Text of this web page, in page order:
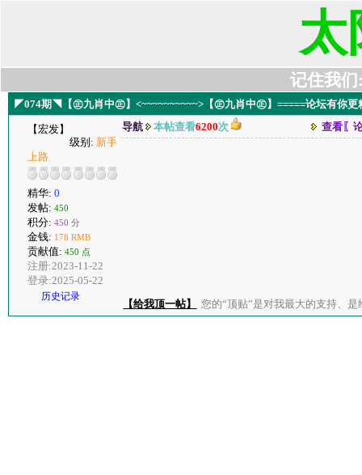
太
记住我们
◤074期◥【㊣九肖中㊣】<~~~~~~~~~~>【㊣九肖中㊣】=====论坛有你更
【宏发】
级别: 新手
上路
精华: 0
发帖: 450
积分: 450 分
金钱: 178 RMB
贡献值: 450 点
注册:2023-11-22
登录:2025-05-22
历史记录
导航 本帖查看6200次 查看〖
【给我顶一帖】 您的“顶贴”是对我最大的支持、